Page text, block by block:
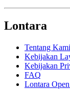
Lontara
Tentang Kami
Kebijakan
Kebijakan
FAQ
Lontara